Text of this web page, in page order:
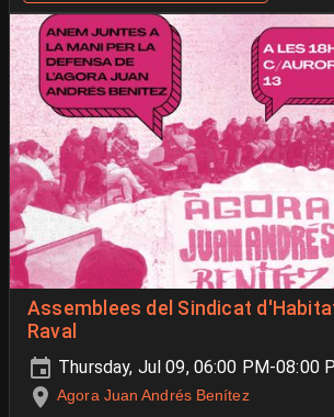
Assemblees del Sindicat
Raval
Thursday, Jul 09, 06:00 PM-08:00
Agora Juan Andrés Benítez